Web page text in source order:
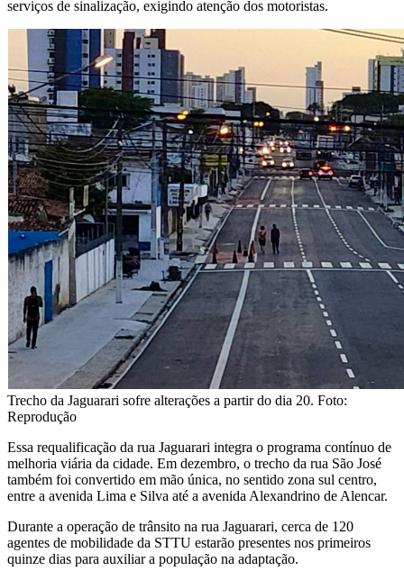
serviços de sinalização, exigindo atenção dos motoristas.
Trecho da Jaguarari sofre alterações a partir do dia 20. Foto:
Reprodução
Essa requalificação da rua Jaguarari integra o programa contínuo de
melhoria viária da cidade. Em dezembro, o trecho da rua São José
também foi convertido em mão única, no sentido zona sul centro,
entre a avenida Lima e Silva até a avenida Alexandrino de Alencar.
Durante a operação de trânsito na rua Jaguarari, cerca de 120
agentes de mobilidade da STTU estarão presentes nos primeiros
quinze dias para auxiliar a população na adaptação.